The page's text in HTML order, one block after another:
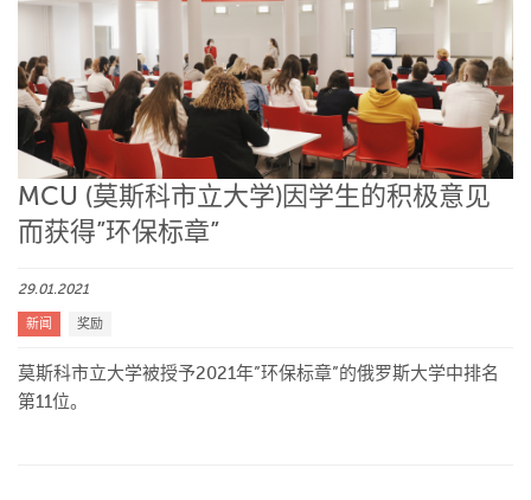
MCU (莫斯科市立大学)因学生的积极意见
而获得”环保标章”
29.01.2021
新闻 奖励
莫斯科市立大学被授予2021年”环保标章”的俄罗斯大学中排名
第11位。